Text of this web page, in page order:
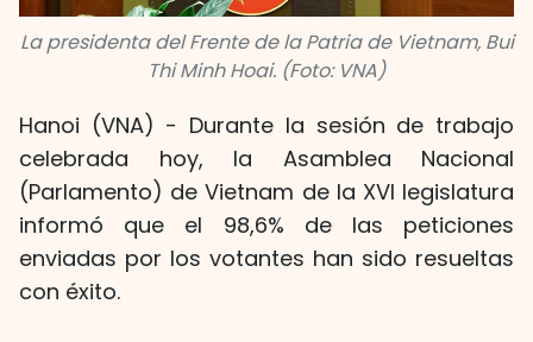
La presidenta del Frente de la Patria de Vietnam, Bui
Thi Minh Hoai. (Foto: VNA)
Hanoi (VNA) - Durante la sesión de trabajo
celebrada hoy, la Asamblea Nacional
(Parlamento) de Vietnam de la XVI legislatura
informó que el 98,6% de las peticiones
enviadas por los votantes han sido resueltas
con éxito.